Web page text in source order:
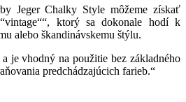
Jeger Chalky Style môžeme získať
ktorý sa dokonale hodí k
alebo škandinávskemu štýlu.
je vhodný na použitie bez základného
predchádzajúcich farieb.“